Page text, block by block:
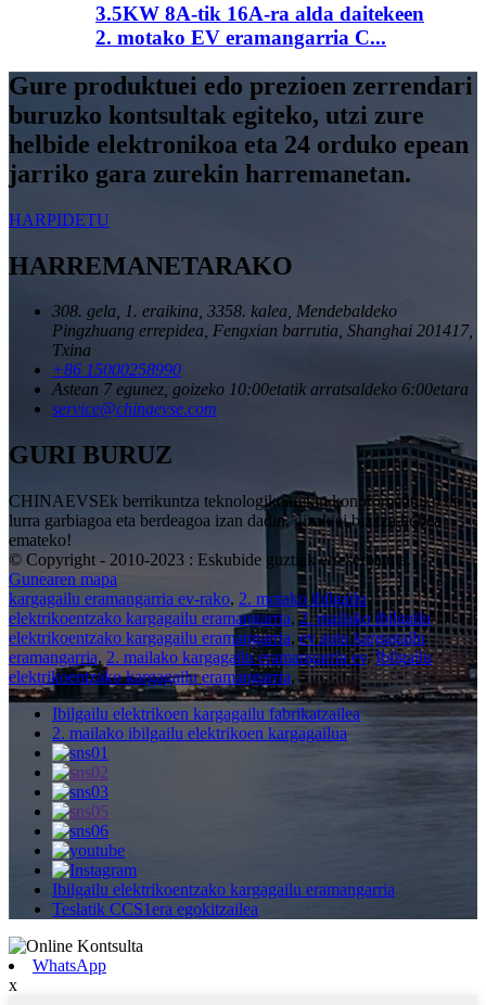
3.5KW 8A-tik 16A-ra alda daitekeen
2. motako EV eramangarria C...
Gure produktuei edo prezioen zerrendari
buruzko kontsultak egiteko, utzi zure
helbide elektronikoa eta 24 orduko epean
jarriko gara zurekin harremanetan.
HARPIDETU
HARREMANETARAKO
308. gela, 1. eraikina, 3358. kalea, Mendebaldeko
Pingzhuang errepidea, Fengxian barrutia, Shanghai 201417,
Txina
+86 15000258990
Astean 7 egunez, goizeko 10:00etatik arratsaldeko 6:00etara
service@chinaevse.com
GURI BURUZ
CHINAEVSEk berrikuntza teknologikoarekin konprometituko da
lurra garbiagoa eta berdeagoa izan dadin, gizakiei bizitza hobea
emateko!
© Copyright - 2010-2023 : Eskubide guztiak erreserbatuta.
Gunearen mapa
kargagailu eramangarria ev-rako, 2. motako ibilgailu
elektrikoentzako kargagailu eramangarria,2. mailako ibilgailu
elektrikoentzako kargagailu eramangarria,ev auto kargagailu
eramangarria, 2. mailako kargagailu eramangarria ev,Ibilgailu
elektrikoentzako kargagailu eramangarria,
Ibilgailu elektrikoen kargagailu fabrikatzailea
2. mailako ibilgailu elektrikoen kargagailua
Ibilgailu elektrikoentzako kargagailu eramangarria
Teslatik CCS1era egokitzailea
WhatsApp
x